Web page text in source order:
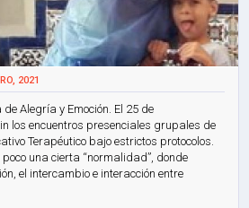
2021
Alegría y Emoción. El 25 de
los encuentros presenciales grupales de
Terapéutico bajo estrictos protocolos.
una cierta “normalidad”, donde
el intercambio e interacción entre